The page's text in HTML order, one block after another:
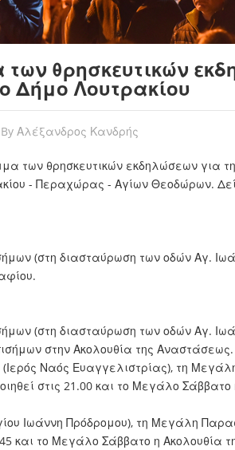
θρησκευτικών
Δήμο Λουτρακίου
By Αλέξανδρος Κανδρής
των θρησκευτικών εκδηλώσεων για
- Περαχώρας - Αγίων Θεοδώρων.
(στη διασταύρωση των οδών Αγ.
(στη διασταύρωση των οδών Αγ.
στην Ακολουθία της Αναστάσεως.
(Ιερός Ναός Ευαγγελιστρίας), τη
στις 21.00 και το Μεγάλο
Ιωάννη Πρόδρομου), τη Μεγάλη
και το Μεγάλο Σάββατο η Ακολουθία